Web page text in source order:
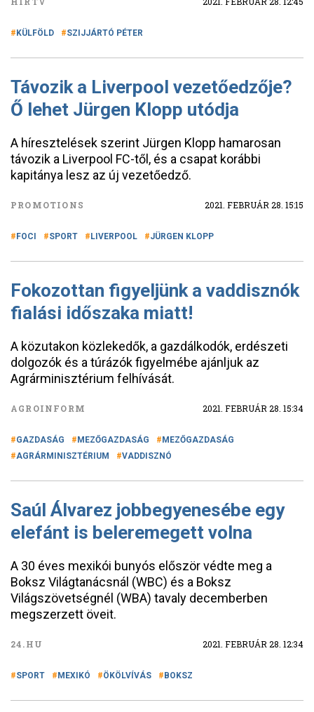
KÜLFÖLD SZIJJÁRTÓ PÉTER
Távozik a Liverpool vezetőedzője?
Ő lehet Jürgen Klopp utódja
A híresztelések szerint Jürgen Klopp hamarosan
távozik a Liverpool FC-től, és a csapat korábbi
kapitánya lesz az új vezetőedző.
PROMOTIONS 2021. FEBRUÁR 28. 15:15
FOCI SPORT LIVERPOOL JÜRGEN KLOPP
Fokozottan figyeljünk a vaddisznók
fialási időszaka miatt!
A közutakon közlekedők, a gazdálkodók, erdészeti
dolgozók és a túrázók figyelmébe ajánljuk az
Agrárminisztérium felhívását.
AGROINFORM 2021. FEBRUÁR 28. 15:34
GAZDASÁG MEZŐGAZDASÁG
MEZŐGAZDASÁG
AGRÁRMINISZTÉRIUM
VADDISZNÓ
Saúl Álvarez jobbegyenesébe egy
elefánt is beleremegett volna
A 30 éves mexikói bunyós először védte meg a
Boksz Világtanácsnál (WBC) és a Boksz
Világszövetségnél (WBA) tavaly decemberben
megszerzett öveit.
24.HU 2021. FEBRUÁR 28. 12:34
SPORT MEXIKÓ ÖKÖLVÍVÁS BOKSZ